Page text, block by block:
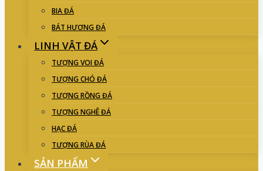
BIA ĐÁ
BÁT HƯƠNG ĐÁ
LINH VẬT ĐÁ
TƯỢNG VOI ĐÁ
TƯỢNG CHÓ ĐÁ
TƯỢNG RỒNG ĐÁ
TƯỢNG NGHÊ ĐÁ
HẠC ĐÁ
TƯỢNG RÙA ĐÁ
SẢN PHẨM